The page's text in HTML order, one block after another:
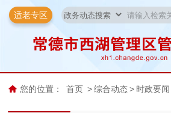
适老专区
您的位置： 首页 > 综合动态 > 时政要闻